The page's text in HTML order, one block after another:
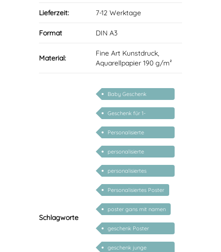
Lieferzeit: 7-12 Werktage
Format DIN A3
Material:
Fine Art Kunstdruck,
Aquarellpapier 190 g/m²
Schlagworte
Baby Geschenk
personalisiert
Geschenk für 1-
jährige/2-jährige/3-
jährige
Personalisierte
Geschenke für Kinder
personalisierte
Geschenke für Babys
personalisiertes
Kinderposter
Personalisiertes Poster
poster gans mit namen
geschenk Poster
personalisiert mädchen
geschenk junge